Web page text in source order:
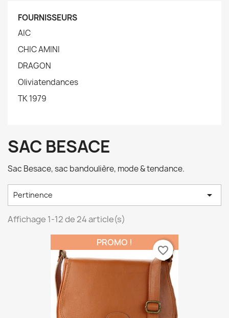
FOURNISSEURS
AIC
CHIC AMINI
DRAGON
Oliviatendances
TK 1979
SAC BESACE
Sac Besace, sac bandoulière, mode & tendance.
Pertinence 
Affichage 1-12 de 24 article(s)
PROMO !
favorite_border